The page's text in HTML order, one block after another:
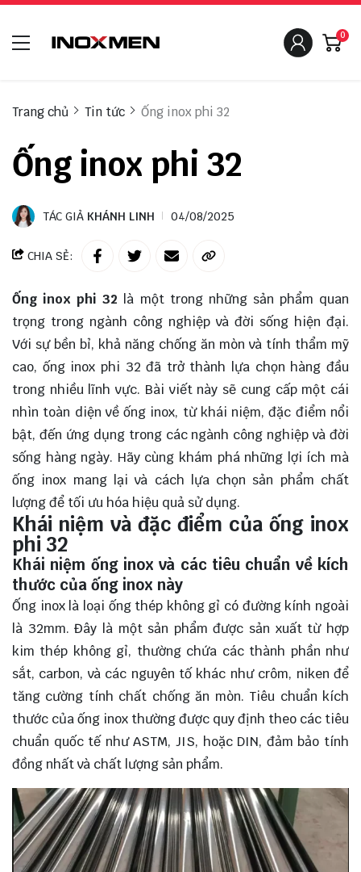
0
Trang chủ Tin tức Ống inox phi 32
Ống inox phi 32
TÁC GIẢ KHÁNH LINH 04/08/2025
CHIA SẺ:
Ống inox phi 32 là một trong những sản phẩm quan
trọng trong ngành công nghiệp và đời sống hiện đại.
Với sự bền bỉ, khả năng chống ăn mòn và tính thẩm mỹ
cao, ống inox phi 32 đã trở thành lựa chọn hàng đầu
trong nhiều lĩnh vực. Bài viết này sẽ cung cấp một cái
nhìn toàn diện về ống inox, từ khái niệm, đặc điểm nổi
bật, đến ứng dụng trong các ngành công nghiệp và đời
sống hàng ngày. Hãy cùng khám phánhững lợi ích mà
ống inox mang lại và cách lựa chọn sản phẩm chất
lượng để tối ưu hóa hiệu quả sử dụng.
Khái niệm và đặc điểm của ống inox
phi 32
Khái niệm ống inox và các tiêu chuẩn về kích
thước của ống inox này
Ống inox là loại ống thép không gỉ có đường kính ngoài
là 32mm. Đây là một sản phẩm được sản xuất từ hợp
kim thép không gỉ, thường chứa các thành phần như
sắt, carbon, và các nguyên tố khác như crôm, niken để
tăng cường tính chất chống ăn mòn. Tiêu chuẩn kích
thước của ống inox thường được quy định theo các tiêu
chuẩn quốc tế như ASTM, JIS, hoặc DIN, đảm bảo tính
đồng nhất và chất lượng sản phẩm.